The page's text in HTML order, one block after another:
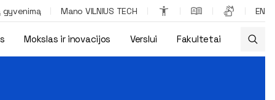
gyvenimą Mano VILNIUS TECH EN
Mokslas ir inovacijos Verslui Fakultetai